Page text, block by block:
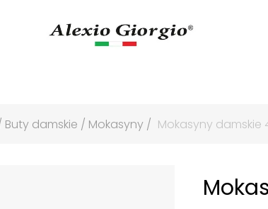
Buty damskie Mokasyny Mokasyny damskie